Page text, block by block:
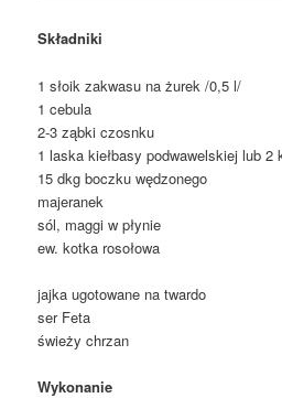
Składniki
1 słoik zakwasu na żurek /0,5 l/
1 cebula
2-3 ząbki czosnku
1 laska kiełbasy podwawelskiej lub 2
15 dkg boczku wędzonego
majeranek
sól, maggi w płynie
ew. kotka rosołowa
jajka ugotowane na twardo
ser Feta
świeży chrzan
Wykonanie